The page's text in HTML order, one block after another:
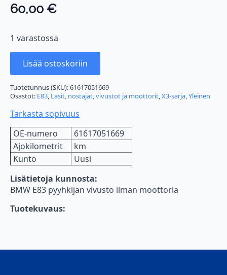
60,00 €
1 varastossa
Lisää ostoskoriin
Tuotetunnus (SKU):61617051669
Osastot: E83, Lasit, nostajat, vivustot ja moottorit,X3-sarja,Yleinen
Tarkasta sopivuus
OE-numero
61617051669
Ajokilometrit
km
Kunto
Uusi
Lisätietoja kunnosta:
BMW E83 pyyhkijän vivusto ilman moottoria
Tuotekuvaus: